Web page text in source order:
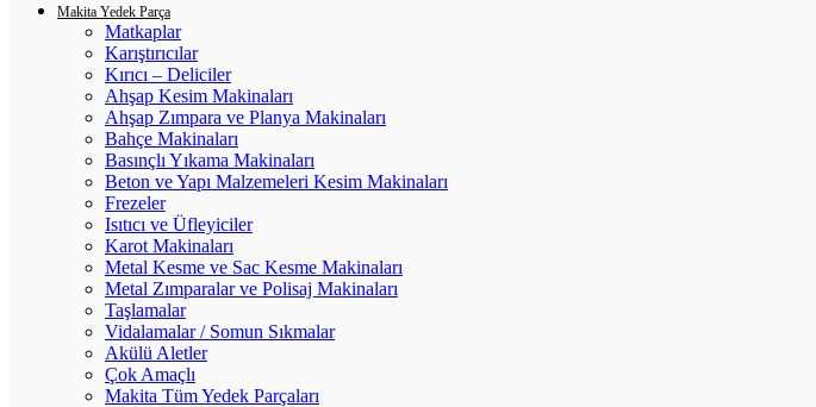
Makita Yedek Parça
Matkaplar
Karıştırıcılar
Kırıcı – Deliciler
Ahşap Kesim Makinaları
Ahşap Zımpara ve Planya Makinaları
Bahçe Makinaları
Basınçlı Yıkama Makinaları
Beton ve Yapı Malzemeleri Kesim Makinaları
Frezeler
Isıtıcı ve Üfleyiciler
Karot Makinaları
Metal Kesme ve Sac Kesme Makinaları
Metal Zımparalar ve Polisaj Makinaları
Taşlamalar
Vidalamalar / Somun Sıkmalar
Akülü Aletler
Çok Amaçlı
Makita Tüm Yedek Parçaları